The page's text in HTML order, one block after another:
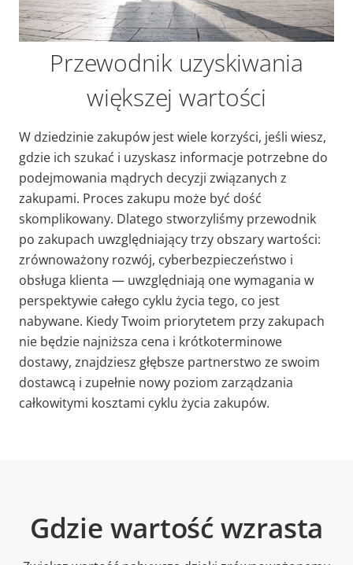
Przewodnik uzyskiwania
większej wartości
W dziedzinie zakupów jest wiele korzyści, jeśli wiesz,
gdzie ich szukać i uzyskasz informacje potrzebne do
podejmowania mądrych decyzji związanych z
zakupami. Proces zakupu może być dość
skomplikowany. Dlatego stworzyliśmy przewodnik
po zakupach uwzględniający trzy obszary wartości:
zrównoważony rozwój, cyberbezpieczeństwo i
obsługa klienta — uwzględniają one wymagania w
perspektywie całego cyklu życia tego, co jest
nabywane. Kiedy Twoim priorytetem przy zakupach
nie będzie najniższa cena i krótkoterminowe
dostawy, znajdziesz głębsze partnerstwo ze swoim
dostawcą i zupełnie nowy poziom zarządzania
całkowitymi kosztami cyklu życia zakupów.
Gdzie wartość wzrasta